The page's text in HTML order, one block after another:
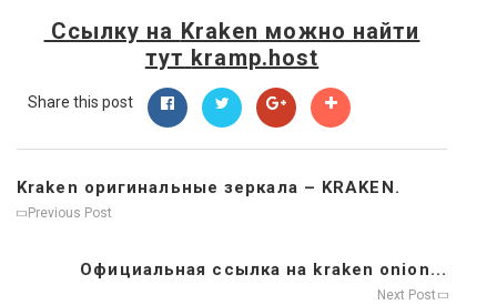
Ссылку на Kraken можно найти
тут kramp.host
Share this post
Kraken оригинальные зеркала – KRAKEN.
Previous Post
Официальная ссылка на kraken onion...
Next Post